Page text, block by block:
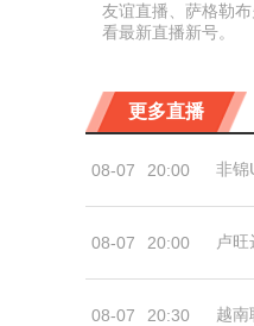
友谊直播、萨格勒
看最新直播新号。
更多直播
08-07 20:00 非锦
08-07 20:00 卢旺
08-07 20:30 越南